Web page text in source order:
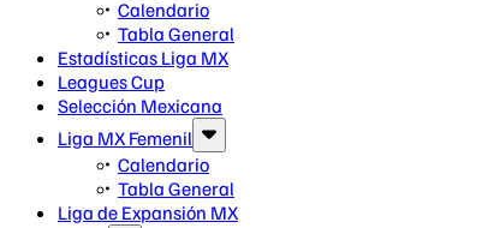
Calendario
Tabla General
Estadísticas Liga MX
Leagues Cup
Selección Mexicana
Liga MX Femenil
Calendario
Tabla General
Liga de Expansión MX